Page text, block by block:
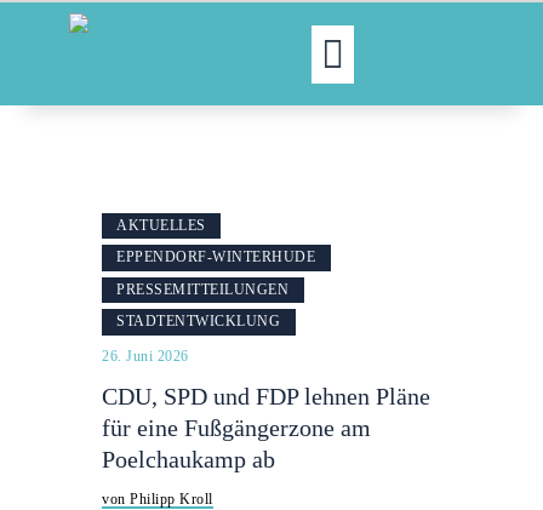
AKTUELLES
NORDAKTUELL
THEMEN
AUSSCHÜSSE
KONTAKT
PRESSE
AKTUELLES
EPPENDORF-WINTERHUDE
PRESSEMITTEILUNGEN
STADTENTWICKLUNG
26. Juni 2026
CDU, SPD und FDP lehnen Pläne
für eine Fußgängerzone am
Poelchaukamp ab
von Philipp Kroll